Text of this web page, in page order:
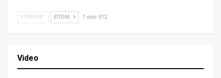
ΠΡΟΗΓ. ΕΠΌΜ. 1 από 972
Video